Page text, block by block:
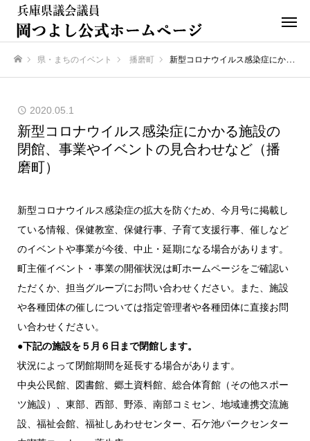
県・まちのイベント 播磨町 新型コロナウイルス感染症にかかる施設の閉館、事業やイベントの見合わせなど（播磨町）
2020.05.1
新型コロナウイルス感染症にかかる施設の
閉館、事業やイベントの見合わせなど（播
磨町）
新型コロナウイルス感染症の拡大を防ぐため、今月号に掲載し
ている情報、保健教室、保健行事、子育て支援行事、催しなど
のイベントや事業が今後、中止・延期になる場合があります。
町主催イベント・事業の開催状況は町ホームページをご確認い
ただくか、担当グループにお問い合わせください。また、施設
や各種団体の催しについては指定管理者や各種団体に直接お問
い合わせください。
●下記の施設を５月６日まで閉館します。
状況によって閉館期間を延長する場合があります。
中央公民館、図書館、郷土資料館、総合体育館（その他スポー
ツ施設）、東部、西部、野添、南部コミセン、地域連携交流施
設、福祉会館、福祉しあわせセンター、石ケ池パークセンター